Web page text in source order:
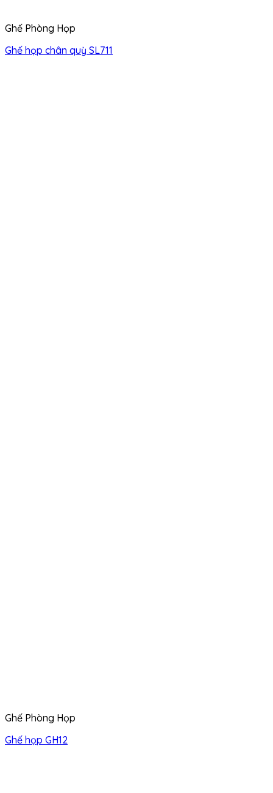
Ghế Phòng Họp
Ghế họp chân quỳ SL711
Ghế Phòng Họp
Ghế họp GH12